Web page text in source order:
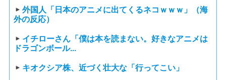
外国人「日本のアニメに出てくるネコｗｗｗ」（海
外の反応）
イチローさん「僕は本を読まない。好きなアニメは
ドラゴンボール...
キオクシア株、近づく壮大な「行ってこい」